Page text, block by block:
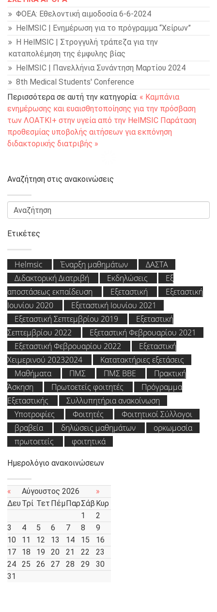
ΦΟΕΑ: Εθελοντική αιμοδοσία 6-6-2024
HelMSIC | Ενημέρωση για το πρόγραμμα “Χείρων”
Η HelMSIC | Στρογγυλή τράπεζα για την
καταπολέμηση της έμφυλης βίας
HelMSIC | Πανελλήνια Συνάντηση Μαρτίου 2024
8th Medical Students' Conference
Περισσότερα σε αυτή την κατηγορία: « Καμπάνια
ενημέρωσης και ευαισθητοποίησης για την πρόσβαση
των ΛΟΑΤΚΙ+ στην υγεία από την HelMSIC Παράταση
προθεσμίας υποβολής αιτήσεων για εκπόνηση
διδακτορικής διατριβής »
Αναζήτηση στις ανακοινώσεις
Ετικέτες
Helmsic Έναρξη μαθημάτων
ΔΑΣΤΑ
Διδακτορική Διατριβή
Εκδηλώσεις
Εξ
αποστάσεως εκπαίδευση
Εξεταστική
Εξεταστική
Ιουνίου 2020
Εξεταστική Ιουνίου 2021
Εξεταστική Σεπτεμβρίου 2019
Εξεταστική
Σεπτεμβρίου 2022
Εξεταστική Φεβρουαρίου 2021
Εξεταστική Φεβρουαρίου 2022
Εξεταστική
Χειμερινού 20232024
Κατατακτήριες εξετάσεις
Μαθήματα
ΠΜΣ ΠΜΣ ΒΒΕ
Πρακτική
Άσκηση
Πρωτοετείς φοιτητές
Πρόγραμμα
Εξεταστικής
Συλλυπητήρια ανακοίνωση
Υποτροφίες
Φοιτητές
Φοιτητικοί Σύλλογοι
βραβεία
δηλώσεις μαθημάτων
ορκωμοσία
πρωτοετείς
φοιτητικά
Ημερολόγιο ανακοινώσεων
« Αύγουστος 2026
»
Δευ Τρί Τετ Πέμ ΠαρΣάβ Κυρ
1
2
3
4 5 6 7 8
9
10
11 12 13 14 15
16
17
18 19 20 21 22
23
24
25 26 27 28 29
30
31